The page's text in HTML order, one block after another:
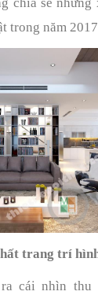
trong năm
trang trí
cái nhìn thu